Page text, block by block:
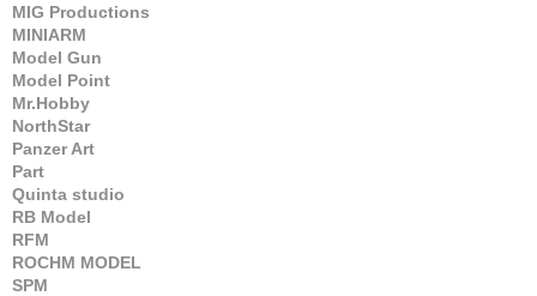
MIG Productions
MINIARM
Model Gun
Model Point
Mr.Hobby
NorthStar
Panzer Art
Part
Quinta studio
RB Model
RFM
ROCHM MODEL
SPM